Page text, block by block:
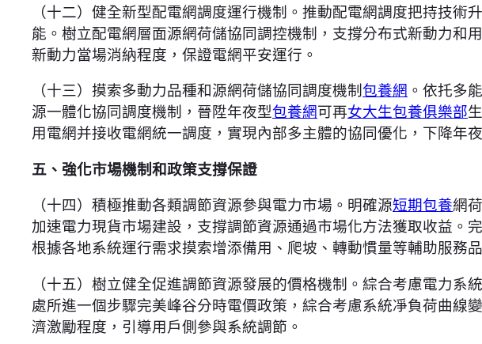
（十二）健全新型配電網調度運行機制。推動配電網調度把持技
能。樹立配電網層面源網荷儲協同調控機制，支撐分布式新動力和
新動力當場消納程度，保證電網平安運行。
（十三）摸索多動力品種和源網荷儲協同調度機制包養網 。依托多
源一體化協同調度機制，晉陞年夜型包養網可再女大生包養俱樂部
用電網并接收電網統一調度，實現內部多主體的協同優化，下降年
五、強化市場機制和政策支撐保證
（十四）積極推動各類調節資源參與電力市場。明確源短期包養網
加速電力現貨市場建設，支撐調節資源通過市場化方法獲取收益。
根據各地系統運行需求摸索增添備用、爬坡、轉動慣量等輔助服務
（十五）樹立健全促進調節資源發展的價格機制。綜合考慮電力
處所進一個步驟完美峰谷分時電價政策，綜合考慮系統凈負荷曲
濟激勵程度，引導用戶側參與系統調節。